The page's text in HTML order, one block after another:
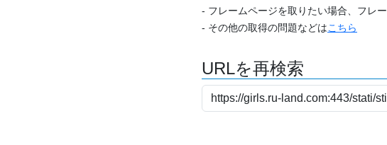
- フレームページを取りたい場合、フレ
- その他の取得の問題などはこちら
URLを再検索